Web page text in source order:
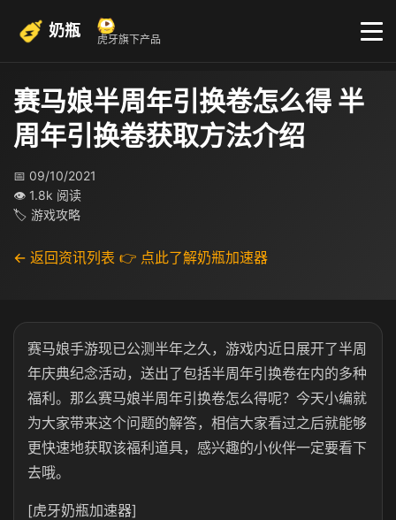
奶瓶 虎牙旗下产品
赛马娘半周年引换卷怎么得 半
周年引换卷获取方法介绍
📅 09/10/2021
👁 1.8k 阅读
🏷 游戏攻略
← 返回资讯列表 👉 点此了解奶瓶加速器
赛马娘手游现已公测半年之久，游戏内近日展开了半周
年庆典纪念活动，送出了包括半周年引换卷在内的多种
福利。那么赛马娘半周年引换卷怎么得呢？今天小编就
为大家带来这个问题的解答，相信大家看过之后就能够
更快速地获取该福利道具，感兴趣的小伙伴一定要看下
去哦。
[虎牙奶瓶加速器]